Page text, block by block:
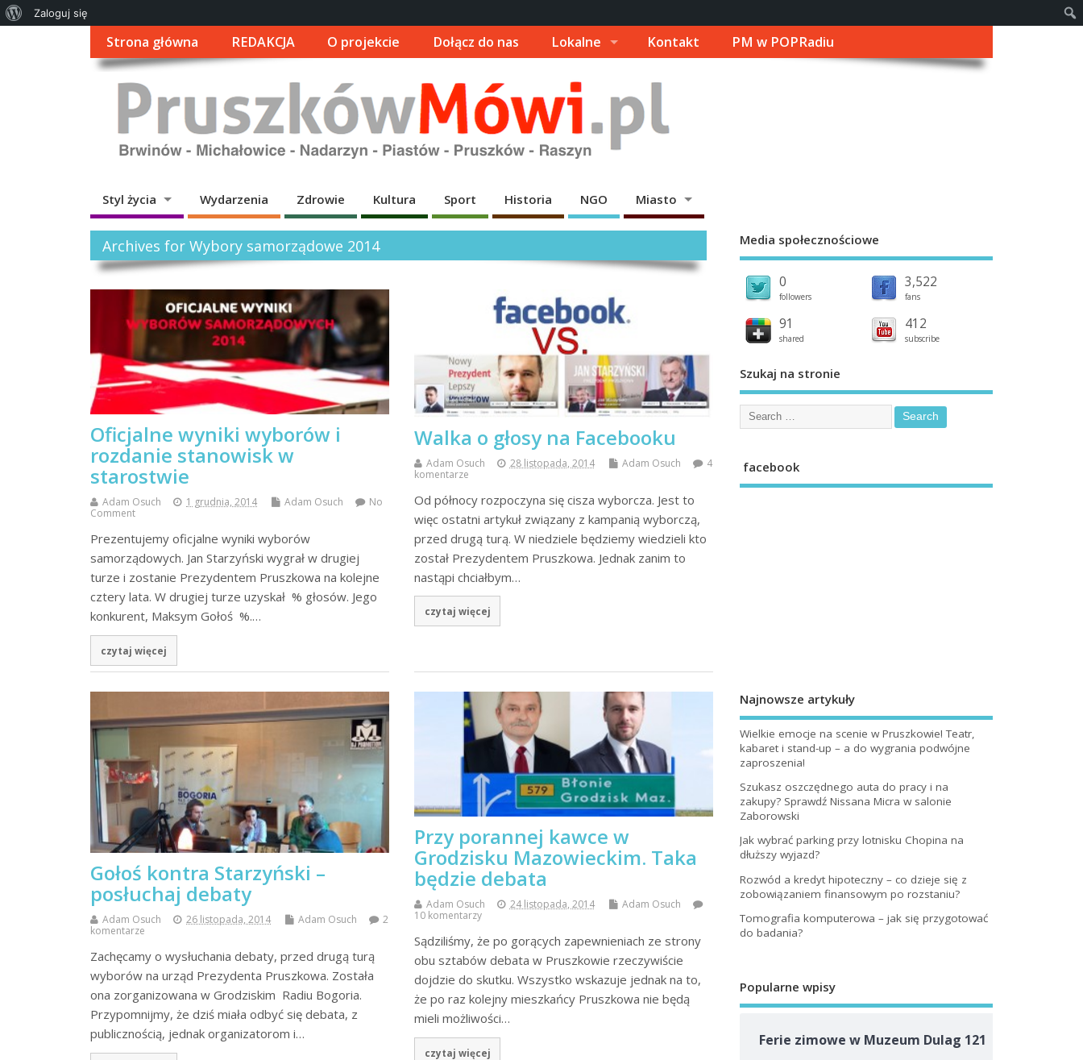
Strona główna REDAKCJA O projekcie Dołącz do nas Lokalne Kontakt PM w POPRadiu
Styl życia Wydarzenia Zdrowie Kultura Sport Historia NGO Miasto
Archives for Wybory samorządowe 2014
Oficjalne wyniki wyborów i
rozdanie stanowisk w
starostwie
Adam Osuch 1 grudnia, 2014 Adam Osuch
No
Comment
Prezentujemy oficjalne wyniki wyborów
samorządowych. Jan Starzyński wygrał w drugiej
turze i zostanie Prezydentem Pruszkowa na kolejne
cztery lata. W drugiej turze uzyskał % głosów. Jego
konkurent, Maksym Gołoś %.…
czytaj więcej
Walka o głosy na Facebooku
Adam Osuch 28 listopada, 2014 Adam Osuch
4
komentarze
Od północy rozpoczyna się cisza wyborcza. Jest to
więc ostatni artykuł związany z kampanią wyborczą,
przed drugą turą. W niedziele będziemy wiedzieli kto
został Prezydentem Pruszkowa. Jednak zanim to
nastąpi chciałbym…
czytaj więcej
Gołoś kontra Starzyński –
posłuchaj debaty
Adam Osuch 26 listopada, 2014 Adam Osuch
2
komentarze
Zachęcamy o wysłuchania debaty, przed drugą turą
wyborów na urząd Prezydenta Pruszkowa. Została
ona zorganizowana w Grodziskim Radiu Bogoria.
Przypomnijmy, że dziś miała odbyć się debata, z
publicznością, jednak organizatorom i…
Przy porannej kawce w
Grodzisku Mazowieckim. Taka
będzie debata
Adam Osuch 24 listopada, 2014
Adam Osuch
10 komentarzy
Sądziliśmy, że po gorących zapewnieniach ze strony
obu sztabów debata w Pruszkowie rzeczywiście
dojdzie do skutku. Wszystko wskazuje jednak na to,
że po raz kolejny mieszkańcy Pruszkowa nie będą
mieli możliwości…
czytaj więcej
Media społecznościowe
0
followers
3,522
fans
91
shared
412
subscribe
Szukaj na stronie
facebook
Najnowsze artykuły
Wielkie emocje na scenie w Pruszkowie! Teatr,
kabaret i stand-up – a do wygrania podwójne
zaproszenia!
Szukasz oszczędnego auta do pracy i na
zakupy? Sprawdź Nissana Micra w salonie
Zaborowski
Jak wybrać parking przy lotnisku Chopina na
dłuższy wyjazd?
Rozwód a kredyt hipoteczny – co dzieje się z
zobowiązaniem finansowym po rozstaniu?
Tomografia komputerowa – jak się przygotować
do badania?
Popularne wpisy
Ferie zimowe w Muzeum Dulag 121
Zaloguj się